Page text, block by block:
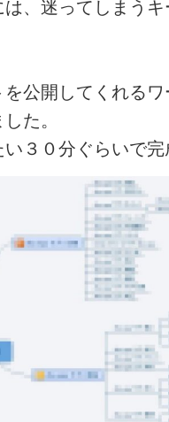
、迷ってしまう
公開してくれる
た。
３０分ぐらいで完